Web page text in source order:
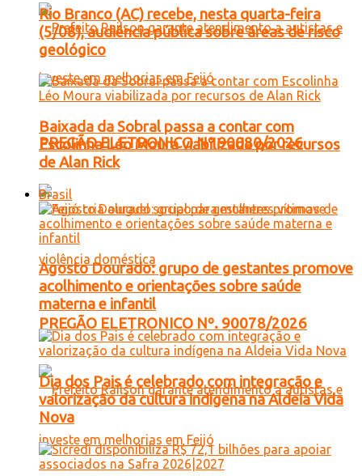
PREGÃO ELETRONICO Nº 90080/2026
PREGÃO ELETRONICO Nº. 90078/2026
Rio Branco (AC) recebe, nesta quarta-feira
(5/08), audiência pública sobre áreas de risco
geológico
Baixada da Sobral passa a contar com
Escolinha Léo Moura viabilizada por recursos
de Alan Rick
Brasil
Agosto Dourado: grupo de gestantes promove
acolhimento e orientações sobre saúde
materna e infantil
Dia dos Pais é celebrado com integração e
valorização da cultura indígena na Aldeia Vida
Nova